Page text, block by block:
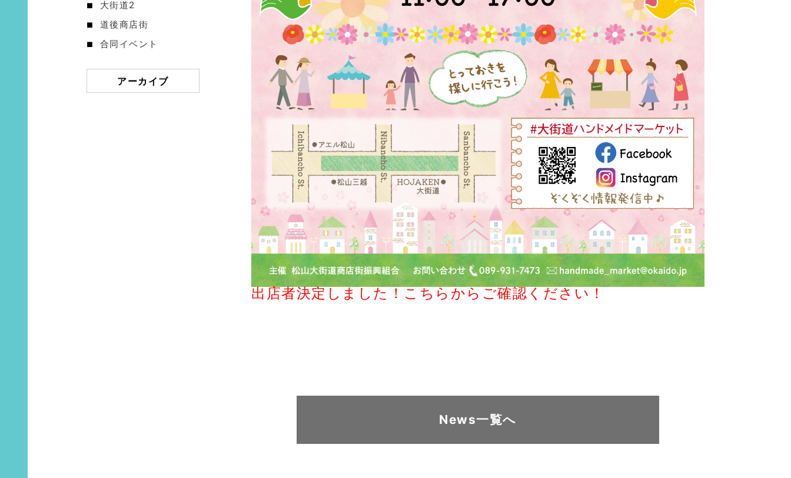
出店者決定しました！こちらからご確認ください！
News一覧へ
大街道2
道後商店街
合同イベント
アーカイブ